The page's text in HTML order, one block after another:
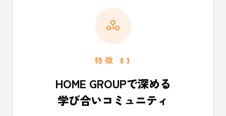
特徴 03
HOME GROUPで深める
学び合いコミュニティ